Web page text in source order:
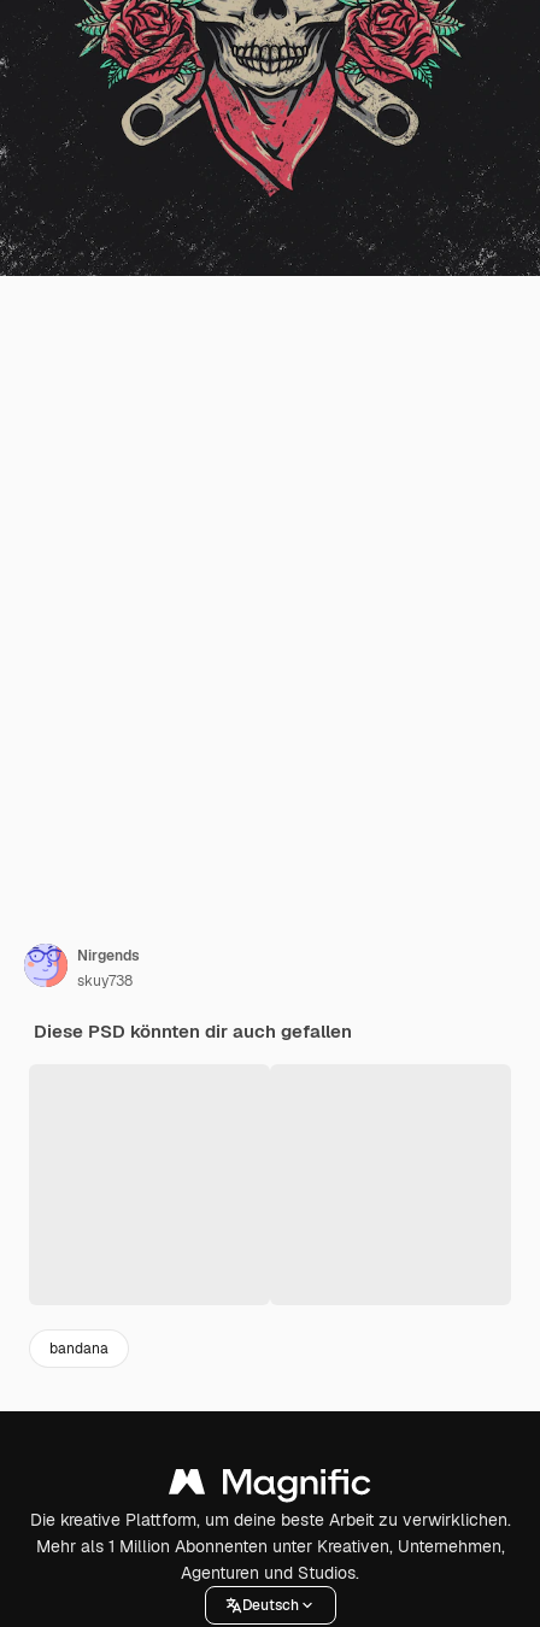
Nirgends
skuy738
Diese PSD könnten dir auch gefallen
bandana
Die kreative Plattform, um deine beste Arbeit zu verwirklichen.
Mehr als 1 Million Abonnenten unter Kreativen, Unternehmen,
Agenturen und Studios.
Deutsch